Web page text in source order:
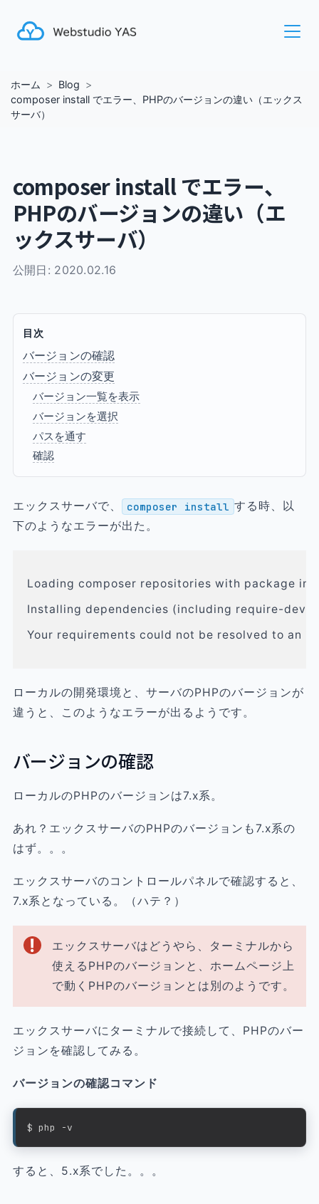
ホーム
Blog
composer install でエラー、PHPのバージョンの違い（エックス
サーバ）
composer install でエラー、
PHPのバージョンの違い（エ
ックスサーバ）
公開日: 2020.02.16
目次
バージョンの確認
バージョンの変更
バージョン一覧を表示
バージョンを選択
パスを通す
確認
エックスサーバで、 composer install する時、以
下のようなエラーが出た。
Loading composer repositories with package
Installing dependencies (including require-dev)
Your requirements could not be resolved to an
ローカルの開発環境と、サーバのPHPのバージョンが
違うと、このようなエラーが出るようです。
バージョンの確認
ローカルのPHPのバージョンは7.x系。
あれ？エックスサーバのPHPのバージョンも7.x系の
はず。。。
エックスサーバのコントロールパネルで確認すると、
7.x系となっている。（ハテ？）
エックスサーバはどうやら、ターミナルから
使えるPHPのバージョンと、ホームページ上
で動くPHPのバージョンとは別のようです。
エックスサーバにターミナルで接続して、PHPのバー
ジョンを確認してみる。
バージョンの確認コマンド
$ php -v
すると、5.x系でした。。。